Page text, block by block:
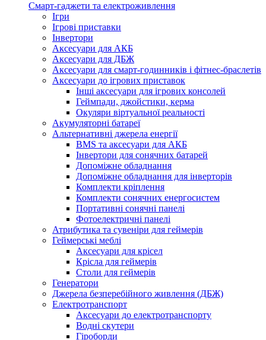
Смарт-гаджети та електроживлення
Ігри
Ігрові приставки
Інвертори
Аксесуари для АКБ
Аксесуари для ДБЖ
Аксесуари для смарт-годинників і фітнес-браслетів
Аксесуари до ігрових приставок
Інші аксесуари для ігрових консолей
Геймпади, джойстики, керма
Окуляри віртуальної реальності
Акумуляторні батареї
Альтернативні джерела енергії
BMS та аксесуари для АКБ
Інвертори для сонячних батарей
Допоміжне обладнання
Допоміжне обладнання для інверторів
Комплекти кріплення
Комплекти сонячних енергосистем
Портативні сонячні панелі
Фотоелектричні панелі
Атрибутика та сувеніри для геймерів
Геймерські меблі
Аксесуари для крісел
Крісла для геймерів
Столи для геймерів
Генератори
Джерела безперебійного живлення (ДБЖ)
Електротранспорт
Аксесуари до електротранспорту
Водні скутери
Гіроборди